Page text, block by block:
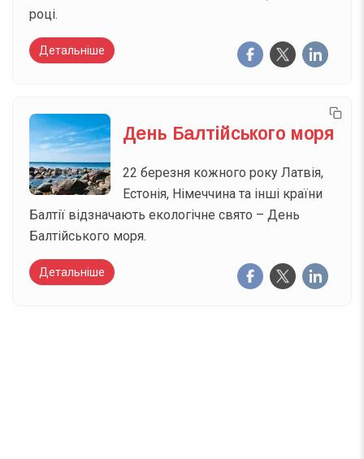
році.
Детальніше
День Балтійського моря
22 березня кожного року Латвія,
Естонія, Німеччина та інші країни
Балтії відзначають екологічне свято – День
Балтійського моря.
Детальніше